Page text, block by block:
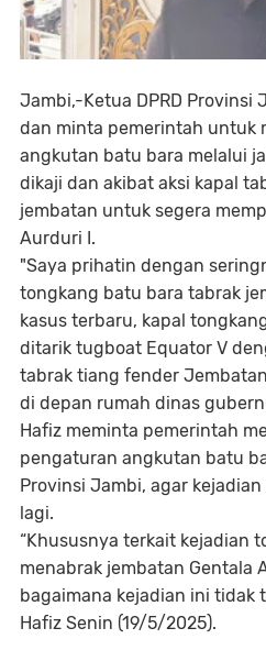
Jambi,-Ketua DPRD Provinsi
dan minta pemerintah untuk
angkutan batu bara melalui
dikaji dan akibat aksi kapal
jembatan untuk segera
Aurduri I.
"Saya prihatin dengan
tongkang batu bara tabrak
kasus terbaru, kapal
ditarik tugboat Equator V
tabrak tiang fender
di depan rumah dinas
Hafiz meminta pemerintah
pengaturan angkutan batu
Provinsi Jambi, agar
lagi.
“Khususnya terkait kejadian
menabrak jembatan Gentala
bagaimana kejadian ini tidak
Hafiz Senin (19/5/2025).